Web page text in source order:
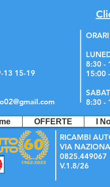
13 15-19
ORARI
8:30 -
15:00
8:30 -
OFFERTE I
RICAMBI
VIA
0825.449067
V.1.8/26